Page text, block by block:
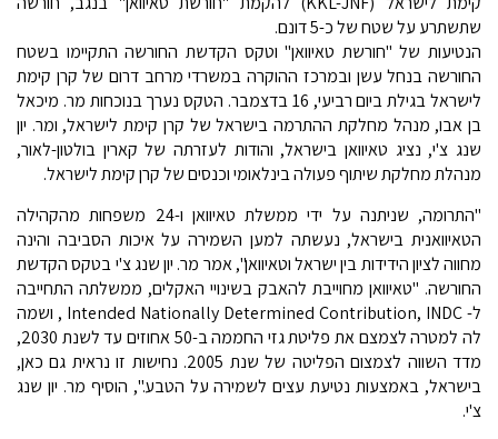
שתשתרע על שטח של כ-5 דונם.
הנטיעות של "חורשת טאיוואן" וטקס הקדשת החורשה התקיימו בשטח
החורשה בנחל עשן ובמרכז ההוקרה במשרדי מרחב דרום של קרן קימת
לישראל בגילת ביום רביעי, 16 בדצמבר. הטקס נערך בנוכחות מר. מיכאל
בן אבו, מנהל מחלקת ההתרמה בישראל של קרן קימת לישראל, ומר. יון
שנג צ'י, נציג טאיוואן בישראל, והודות לעזרתה של קארין בולטון-לאור,
מנהלת מחלקת שיתוף פעולה בינלאומי וכנסים של קרן קימת לישראל.
"התרומה, שניתנה על ידי ממשלת טאיוואן ו-24 משפחות מהקהילה
הטאיוואנית בישראל, נעשתה למען השמירה על איכות הסביבה והינה
מחווה לציון הידידות בין ישראל וטאיוואן", אמר מר. יון שנג צ'י בטקס הקדשת
החורשה. "טאיוואן מחוייבת להאבק בשינויי האקלים, ממשלתה התחייבה
ל- Intended Nationally Determined Contribution, INDC , ושמה
לה למטרה לצמצם את פליטת גזי החממה ב-50 אחוזים עד לשנת 2030,
מדד השווה לצמצום הפליטה של שנת 2005. נחישות זו נראית גם כאן,
בישראל, באמצעות נטיעת עצים לשמירה על הטבע.", הוסיף מר. יון שנג
צ'י.